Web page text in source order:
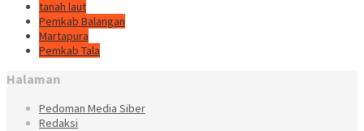
tanah laut
Pemkab Balangan
Martapura
Pemkab Tala
Halaman
Pedoman Media Siber
Redaksi